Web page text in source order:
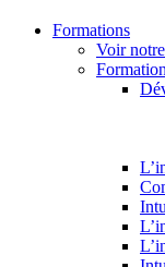
Formations
Voir